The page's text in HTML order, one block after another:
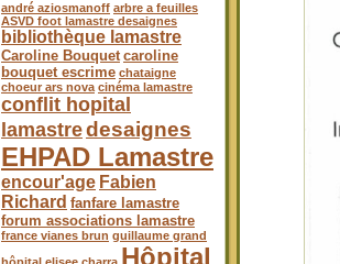
andré aziosmanoff arbre a feuilles
ASVD foot lamastre desaignes
bibliothèque lamastre
Caroline Bouquet caroline
bouquet escrime chataigne
choeur ars nova cinéma lamastre
conflit hopital
lamastredesaignes
EHPAD Lamastre
encour'age Fabien
Richard fanfare lamastre
forum associations lamastre
france vianes brun guillaume grand
Hôpital